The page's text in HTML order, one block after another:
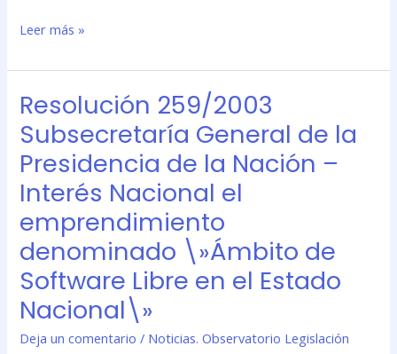
el
Leer más »
Resolución 259/2003
Subsecretaría General de la
Presidencia de la Nación –
Interés Nacional el
emprendimiento
denominado \»Ámbito de
Software Libre en el Estado
Nacional\»
Deja un comentario / Noticias. Observatorio Legislación
Resolución
259/2003
Subsecretaría
General
de
la
Presidencia
de
la
Nación
–
Interés
Nacional